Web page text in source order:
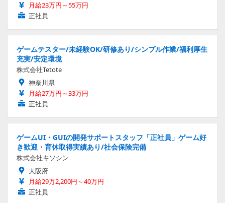
月給23万円～55万円
正社員
ゲームテスター/未経験OK/研修あり/シンプル作業/福利厚生
充実/安定環境
株式会社Tetote
神奈川県
月給27万円～33万円
正社員
ゲームUI・GUIの開発サポートスタッフ「正社員」ゲーム好
き歓迎・育休取得実績あり/社会保険完備
株式会社キソシン
大阪府
月給29万2,200円～40万円
正社員